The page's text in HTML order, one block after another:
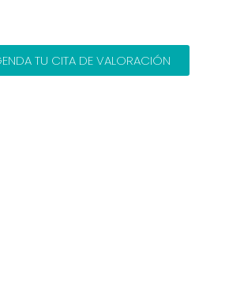
TU CITA DE VALORACIÓN